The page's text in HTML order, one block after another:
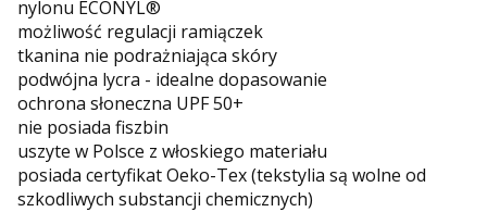
nylonu ECONYL®
możliwość regulacji ramiączek
tkanina nie podrażniająca skóry
podwójna lycra - idealne dopasowanie
ochrona słoneczna UPF 50+
nie posiada fiszbin
uszyte w Polsce z włoskiego materiału
posiada certyfikat Oeko-Tex (tekstylia są wolne od
szkodliwych substancji chemicznych)